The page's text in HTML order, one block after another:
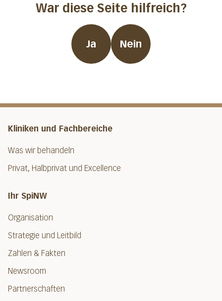
War diese Seite hilfreich?
Ja Nein
Kliniken und Fachbereiche
Was wir behandeln
Privat, Halbprivat und Excellence
Ihr SpiNW
Organisation
Strategie und Leitbild
Zahlen & Fakten
Newsroom
Partnerschaften